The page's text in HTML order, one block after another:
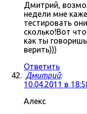
Дмитрий,
недели мне
тестировать
сколько!Вот
как ты
верить)))
Ответить
Дмитрий:
10.04.2011 в
Алекс